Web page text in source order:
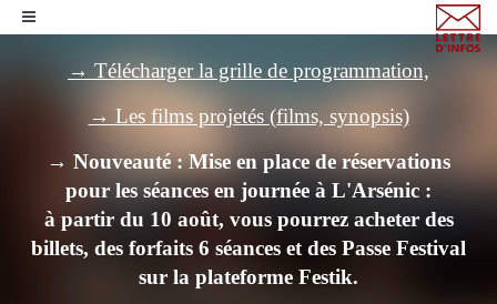
→ Télécharger la grille de programmation,
→ Les films projetés (films, synopsis)
→ Nouveauté : Mise en place de réservations
pour les séances en journée à L'Arsénic :
à partir du 10 août, vous pourrez acheter des
billets, des forfaits 6 séances et des Passe Festival
sur la plateforme Festik.